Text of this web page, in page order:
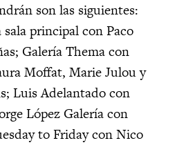
son las siguientes:
principal con Paco
Galería Thema con
Moffat, Marie Julou y
Luis Adelantado con
López Galería con
to Friday con Nico